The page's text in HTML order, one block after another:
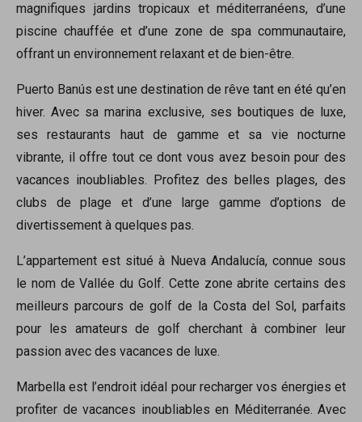
magnifiques jardins tropicaux et méditerranéens, d’une
piscine chauffée et d’une zone de spa communautaire,
offrant un environnement relaxant et de bien-être.
Puerto Banús est une destination de rêve tant en été qu’en
hiver. Avec sa marina exclusive, ses boutiques de luxe,
ses restaurants haut de gamme et sa vie nocturne
vibrante, il offre tout ce dont vous avez besoin pour des
vacances inoubliables. Profitez des belles plages, des
clubs de plage et d’une large gamme d’options de
divertissement à quelques pas.
L’appartement est situé à Nueva Andalucía, connue sous
le nom de Vallée du Golf. Cette zone abrite certains des
meilleurs parcours de golf de la Costa del Sol, parfaits
pour les amateurs de golf cherchant à combiner leur
passion avec des vacances de luxe.
Marbella est l’endroit idéal pour recharger vos énergies et
profiter de vacances inoubliables en Méditerranée. Avec